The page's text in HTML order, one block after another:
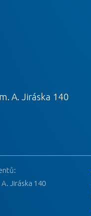
A. Jiráska 140
Jiráska 140